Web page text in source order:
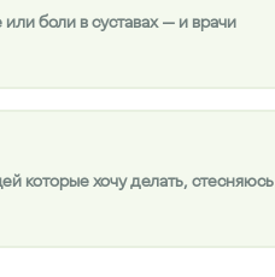
боли в суставах — и врачи
которые хочу делать, стесняюсь